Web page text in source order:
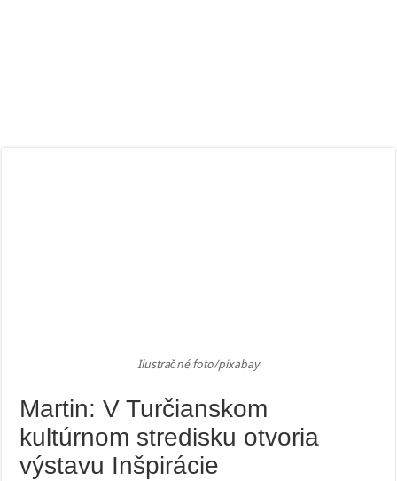
Ilustračné foto/pixabay
Martin: V Turčianskom
kultúrnom stredisku otvoria
výstavu Inšpirácie